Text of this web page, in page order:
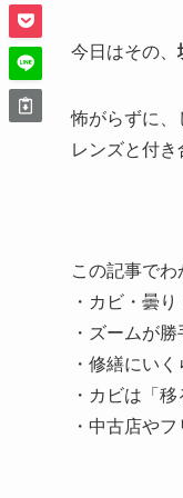
今日はその、
怖がらずに、
レンズと付
この記事でわ
・カビ・曇
・ズームが
・修繕にい
・カビは「
・中古店や